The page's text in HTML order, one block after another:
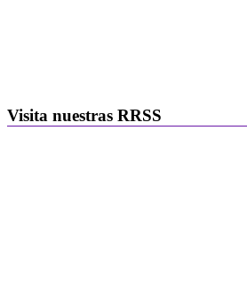
Visita nuestras RRSS